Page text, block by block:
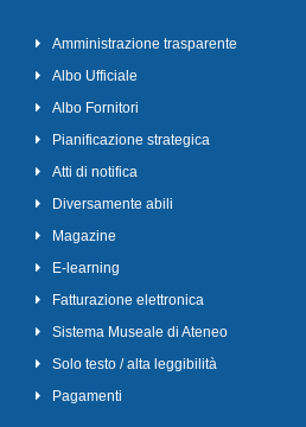
Amministrazione trasparente
Albo Ufficiale
Albo Fornitori
Pianificazione strategica
Atti di notifica
Diversamente abili
Magazine
E-learning
Fatturazione elettronica
Sistema Museale di Ateneo
Solo testo / alta leggibilità
Pagamenti